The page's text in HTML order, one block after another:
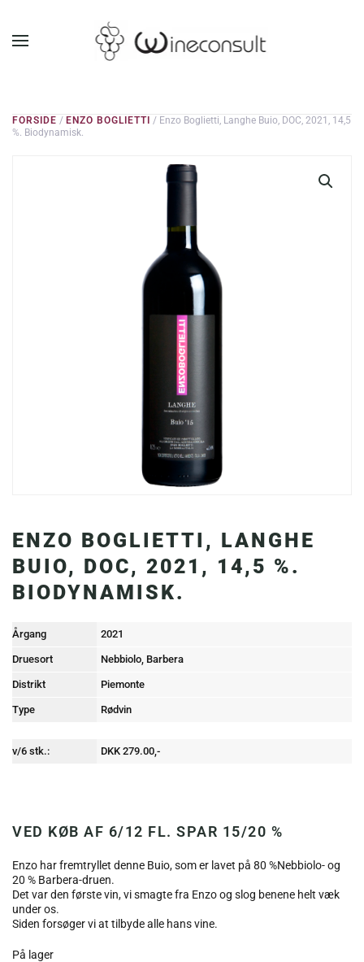
GÅ TIL HOVEDINDHOLD
FORSIDE / ENZO BOGLIETTI / Enzo Boglietti, Langhe Buio, DOC, 2021, 14,5
%. Biodynamisk.
ENZO BOGLIETTI, LANGHE
BUIO, DOC, 2021, 14,5 %.
BIODYNAMISK.
Årgang 2021
Druesort Nebbiolo, Barbera
Distrikt Piemonte
Type Rødvin
v/6 stk.: DKK 279.00,-
VED KØB AF 6/12 FL. SPAR 15/20 %
Enzo har fremtryllet denne Buio, som er lavet på 80 %Nebbiolo- og
20 % Barbera-druen.
Det var den første vin, vi smagte fra Enzo og slog benene helt væk
under os.
Siden forsøger vi at tilbyde alle hans vine.
På lager